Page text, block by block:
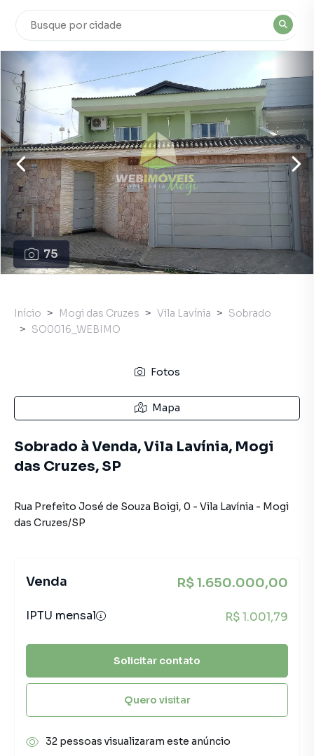
75
Início Mogi das Cruzes Vila Lavínia
Sobrado
SO0016_WEBIMO
Fotos
Mapa
Sobrado à Venda, Vila Lavínia, Mogi
das Cruzes, SP
Rua Prefeito José de Souza Boigi, 0 - Vila Lavínia - Mogi
das Cruzes/SP
Venda R$ 1.650.000,00
IPTU mensal R$ 1.001,79
Solicitar contato
Quero visitar
32 pessoas visualizaram este anúncio